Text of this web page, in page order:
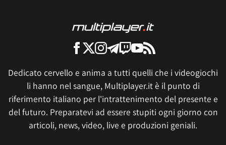
Dedicato cervello e anima a tutti quelli che i videogiochi
li hanno nel sangue, Multiplayer.it è il punto di
riferimento italiano per l'intrattenimento del presente e
del futuro. Preparatevi ad essere stupiti ogni giorno con
articoli, news, video, live e produzioni geniali.